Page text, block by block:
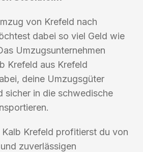
von Krefeld nach
dabei so viel Geld wie
Umzugsunternehmen
Krefeld aus Krefeld
deine Umzugsgüter
sicher in die schwedische
Krefeld profitierst du von
zuverlässigen